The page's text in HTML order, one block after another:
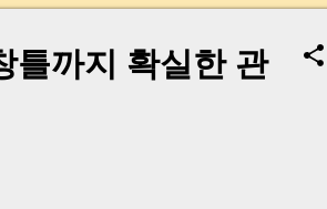
‘구조’를 몰라서 생기는 걱정입
니다. 이 글 하나만 제대로 이해
마지막 퍼즐” 이 될 수 있습니다. |
“Closing day…...
틀까지 확실한 관